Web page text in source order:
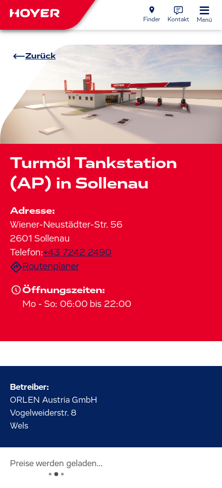
Finder Kontakt Menü
Zurück
Turmöl Tankstation
(AP) in Sollenau
Adresse:
Wiener-Neustädter-Str. 56
2601 Sollenau
Telefon:+43 7242 2490
Routenplaner
Öffnungszeiten:
Mo - So: 06:00 bis 22:00
Betreiber:
ORLEN Austria GmbH
Vogelweiderstr. 8
Wels
Preise werden geladen...